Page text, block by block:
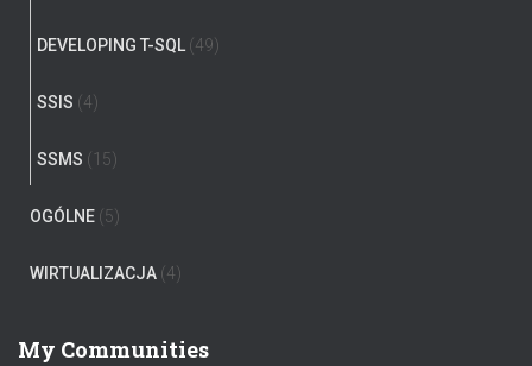
DEVELOPING T-SQL(49)
SSIS (4)
SSMS (15)
OGÓLNE (5)
WIRTUALIZACJA (4)
My Communities